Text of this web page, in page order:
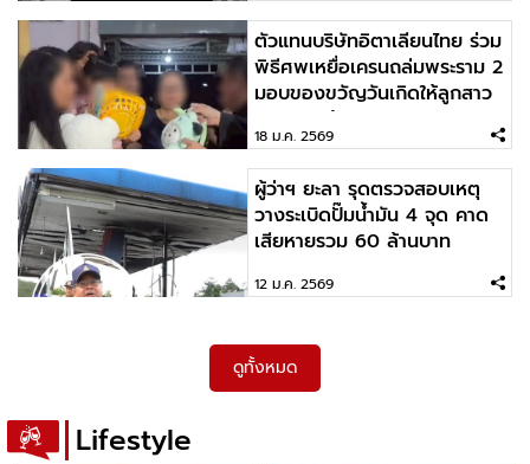
2026-02-11 09:41:47
ถึงหนูจะไม่เต็มบาท แต่หนูเต็มไม้เต็มมือ
2026-02-10 09:58:10
Even the moon has scars. And it still shines.
(แม้แต่ดวงจันทร์ยังมีรอยแผล แต่ก็ยังส่องแสง)
ตัวแทนบริษัทอิตาเลียนไทย ร่วม
พิธีศพเหยื่อเครนถล่มพระราม 2
มอบของขวัญวันเกิดให้ลูกสาว
2 ขวบ พร้อมเงิน
18 ม.ค. 2569
ผู้ว่าฯ ยะลา รุดตรวจสอบเหตุ
วางระเบิดปั๊มน้ำมัน 4 จุด คาด
เสียหายรวม 60 ล้านบาท
12 ม.ค. 2569
ดูทั้งหมด
Lifestyle